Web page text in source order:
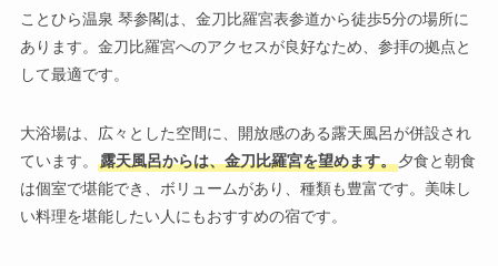
ことひら温泉 琴参閣は、金刀比羅宮表参道から徒歩5分の場所に
あります。金刀比羅宮へのアクセスが良好なため、参拝の拠点と
して最適です。
大浴場は、広々とした空間に、開放感のある露天風呂が併設され
ています。
露天風呂からは、金刀比羅宮を望めます。夕食と朝食
は個室で堪能でき、ボリュームがあり、種類も豊富です。美味し
い料理を堪能したい人にもおすすめの宿です。